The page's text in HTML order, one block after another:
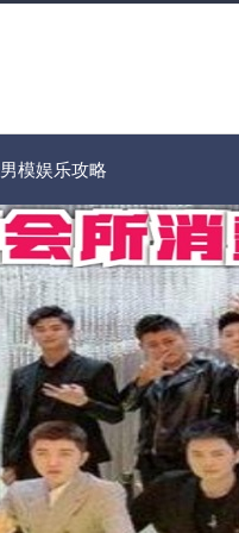
男模娱乐攻略